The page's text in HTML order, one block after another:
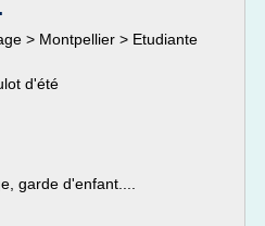
> Montpellier > Etudiante
d'été
garde d'enfant....